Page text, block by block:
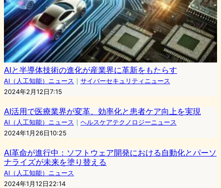
AIと半導体技術の進化が産業界に革新をもたらす
AI（人工知能）ニュース ｜ サイバーセキュリティニュース
2024年2月12日7:15
AI活用で医療業界が変革、効率化と患者ケア向上を実現
AI（人工知能）ニュース ｜ ヘルスケアテクノロジーニュース
2024年1月26日10:25
AI革命が進行中：ソフトウェア開発における自動化とパーソ
ナライズが未来を塗り替える
AI（人工知能）ニュース
2024年1月12日22:14